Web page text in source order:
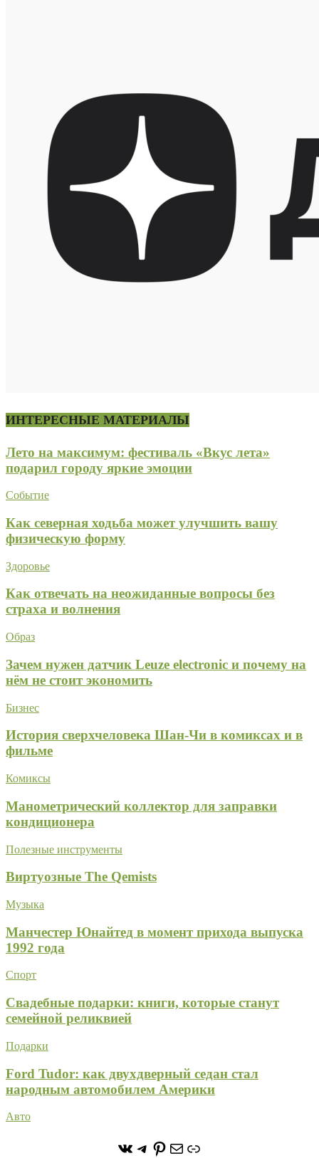
ИНТЕРЕСНЫЕ МАТЕРИАЛЫ
Лето на максимум: фестиваль «Вкус лета»
подарил городу яркие эмоции
Событие
Как северная ходьба может улучшить вашу
физическую форму
Здоровье
Как отвечать на неожиданные вопросы без
страха и волнения
Образ
Зачем нужен датчик Leuze electronic и почему на
нём не стоит экономить
Бизнес
История сверхчеловека Шан-Чи в комиксах и в
фильме
Комиксы
Манометрический коллектор для заправки
кондиционера
Полезные инструменты
Виртуозные The Qemists
Музыка
Манчестер Юнайтед в момент прихода выпуска
1992 года
Спорт
Свадебные подарки: книги, которые станут
семейной реликвией
Подарки
Ford Tudor: как двухдверный седан стал
народным автомобилем Америки
Авто
https://vk.com/
https://t.me/stoneforest
https://
ПочтаСсылка